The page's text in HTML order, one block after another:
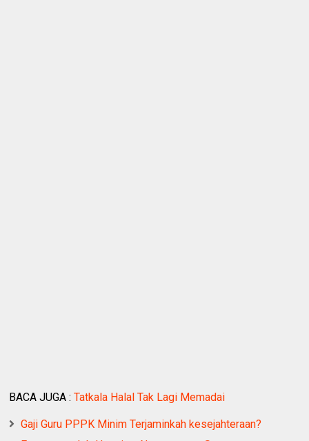
BACA JUGA :Tatkala Halal Tak Lagi Memadai
Gaji Guru PPPK Minim Terjaminkah kesejahteraan?